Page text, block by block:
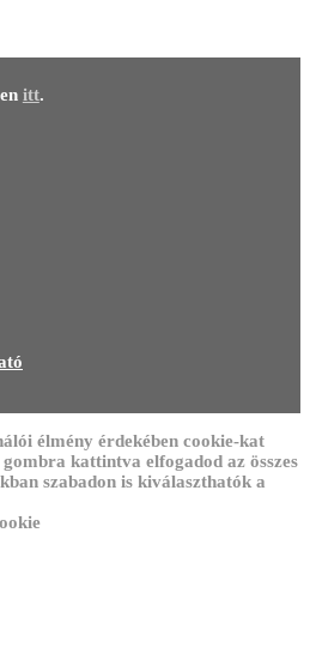
itt.
élmény érdekében cookie-kat
kattintva elfogadod az összes
szabadon is kiválaszthatók a